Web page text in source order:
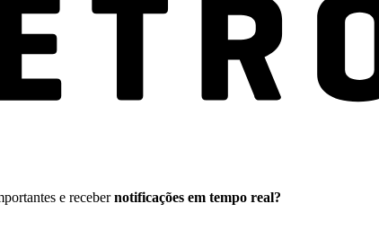
e receber notificações em tempo real?